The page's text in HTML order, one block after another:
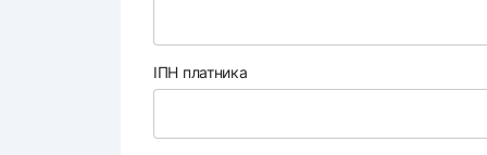
ІПН платника